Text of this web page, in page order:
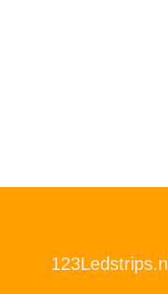
123Ledstrips.nl